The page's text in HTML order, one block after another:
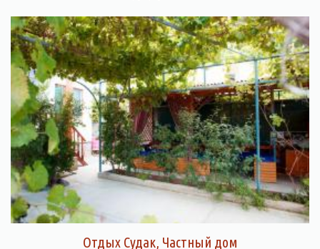
Отдых Судак, Частный дом